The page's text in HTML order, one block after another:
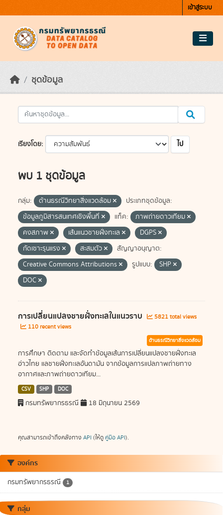
เข้าสู่ระบบ
ชุดข้อมูล
องค์กร
กรมทรัพยากรธรณี 1
กลุ่ม
เรียงโดย ไป
พบ 1 ชุดข้อมูล
กลุ่ม: ด้านธรณีวิทยาสิ่งแวดล้อม
ประเภทชุดข้อมูล:
ข้อมูลภูมิสารสนเทศเชิงพื้นที่
แท็ค:
ภาพถ่ายดาวเทียม
คงสภาพ
เส้นแนวชายฝั่งทะเล
DGPS
กัดเซาะรุนแรง
สะสมตัว
สัญญาอนุญาต:
Creative Commons Attributions
รูปแบบ:
SHP
DOC
การเปลี่ยนแปลงชายฝั่งทะเลในแนวราบ
5821 total views
110 recent views
ด้านธรณีวิทยาสิ่งแวดล้อม
การศึกษา ติดตาม และจัดทำข้อมูลเส้นการเปลี่ยนแปลงชายฝั่งทะเล
อ่าวไทย แลชายฝั่งทะเลอันดามัน จากข้อมูลการแปลภาพถ่ายทาง
อากาศและภาพถ่ายดาวเทียม...
CSV SHP DOC
กรมทรัพยากรธรณี 18 มิถุนายน 2569
คุณสามารถเข้าถึงคลังทาง API (ให้ดู คู่มือ API).